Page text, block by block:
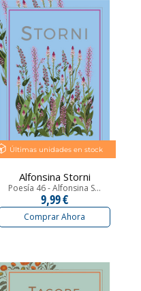
Últimas unidades en stock
Alfonsina Storni
Poesía 46 - Alfonsina S...
9,99 €
Comprar Ahora